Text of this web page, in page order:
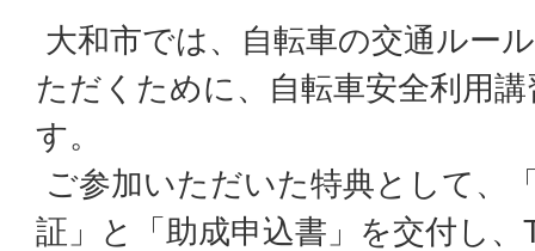
大和市では、自転車の交通ルー
ただくために、自転車安全利用
す。
ご参加いただいた特典として、
証」と「助成申込書」を交付し